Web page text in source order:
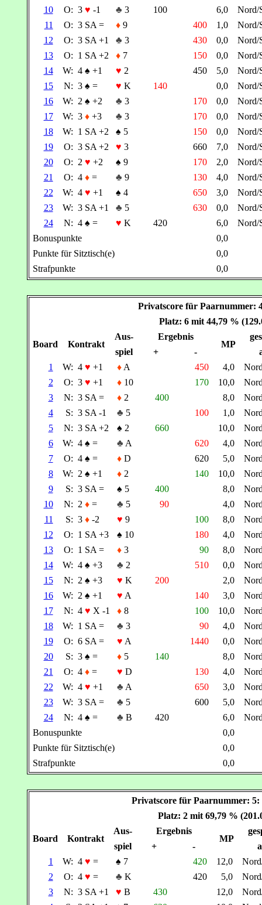
10
O: 3 ♥ -1 ♣ 3 100 6,0
11
O: 3 SA = ♦9 400 1,0
12
O: 3 SA +1 ♣ 3 430 0,0
13
O: 1 SA +2 ♦7 150 0,0
14
W: 4 ♠ +1 ♥ 2 450 5,0
15
N: 3 ♠ = ♥ K 140 0,0
16
W: 2 ♠ +2 ♣ 3 170 0,0
17
W: 3 ♦+3 ♣ 3 170 0,0
18
W: 1 SA +2 ♠ 5 150 0,0
19
O: 3 SA +2 ♥ 3 660 7,0
20
O: 2 ♥ +2 ♠ 9 170 2,0
21
O: 4 ♦= ♣ 9 130 4,0
22
W: 4 ♥ +1 ♠ 4 650 3,0
23
W: 3 SA +1 ♣ 5 630 0,0
24
N: 4 ♠ = ♥ K 420 6,0
Bonuspunkte
0,0
Punkte für Sitztisch(e)
0,0
Strafpunkte
0,0
Privatscore für
Platz: 6 mit 44,79 %
Board Kontrakt
Aus- Ergebnis
MP
spiel
+ -
1
W: 4 ♥ +1 ♦A 450 4,0
2
O: 3 ♥ +1 ♦10 170 10,0
3
N: 3 SA = ♦2 400 8,0
4
S: 3 SA -1 ♣ 5 100 1,0
5
N: 3 SA +2 ♠ 2 660 10,0
6
W: 4 ♠ = ♣ A 620 4,0
7
O: 4 ♠ = ♦D 620 5,0
8
W: 2 ♠ +1 ♦2 140 10,0
9
S: 3 SA = ♠ 5 400 8,0
10
N: 2 ♦= ♣ 5 90 4,0
11
S: 3 ♦-2 ♥ 9 100 8,0
12
O: 1 SA +3 ♠ 10 180 4,0
13
O: 1 SA = ♦3 90 8,0
14
W: 4 ♠ +3 ♣ 2 510 0,0
15
N: 2 ♠ +3 ♥ K 200 2,0
16
W: 2 ♠ +1 ♥ A 140 3,0
17
N: 4 ♥ X -1 ♦8 100 10,0
18
W: 1 SA = ♣ 3 90 4,0
19
O: 6 SA = ♥ A 1440 0,0
20
S: 3 ♠ = ♦5 140 8,0
21
O: 4 ♦= ♥ D 130 4,0
22
W: 4 ♥ +1 ♣ A 650 3,0
23
W: 3 SA = ♣ 5 600 5,0
24
N: 4 ♠ = ♣ B 420 6,0
Bonuspunkte
0,0
Punkte für Sitztisch(e)
0,0
Strafpunkte
0,0
Privatscore für Paarnummer:
Platz: 2 mit 69,79 %
Board Kontrakt
Aus- Ergebnis
MP
spiel
+ -
1
W: 4 ♥ = ♠ 7 420 12,0
2
O: 4 ♥ = ♣ K 420 5,0
3
N: 3 SA +1 ♥ B 430 12,0